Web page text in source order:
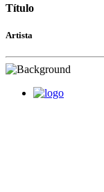
Título
Artista